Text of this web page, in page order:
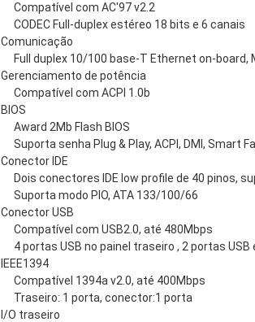
Compatível com AC'97 v2.2
CODEC Full-duplex estéreo 18 bits e 6 canais
Comunicação
Full duplex 10/100 base-T Ethernet on-board,
Gerenciamento de potência
Compatível com ACPI 1.0b
BIOS
Award 2Mb Flash BIOS
Suporta senha Plug & Play, ACPI, DMI, Smart
Conector IDE
Dois conectores IDE low profile de 40 pinos,
Suporta modo PIO, ATA 133/100/66
Conector USB
Compatível com USB2.0, até 480Mbps
4 portas USB no painel traseiro , 2 portas
IEEE1394
Compatível 1394a v2.0, até 400Mbps
Traseiro: 1 porta, conector:1 porta
I/O traseiro